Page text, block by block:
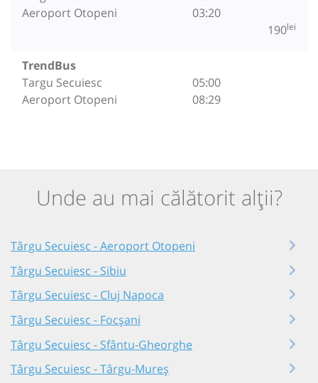
Aeroport Otopeni
03:20
190lei
TrendBus
Targu Secuiesc
Aeroport Otopeni
05:00
08:29
Unde au mai călătorit alții?
Târgu Secuiesc - Aeroport Otopeni
Târgu Secuiesc - Sibiu
Târgu Secuiesc - Cluj Napoca
Târgu Secuiesc - Focșani
Târgu Secuiesc - Sfântu-Gheorghe
Târgu Secuiesc - Târgu-Mureș